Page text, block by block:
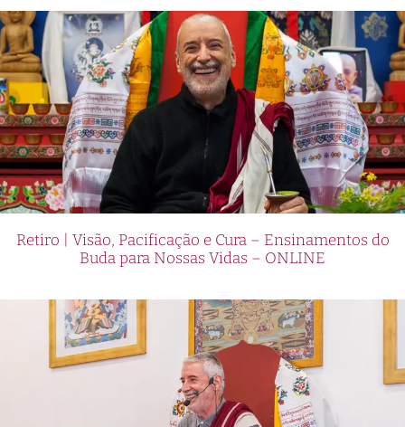
Retiro | Visão, Pacificação e Cura – Ensinamentos do
Buda para Nossas Vidas – ONLINE